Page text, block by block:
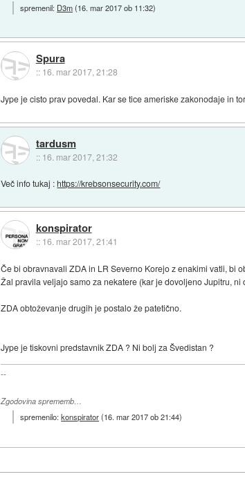
spremenil: D3m(16. mar 2017 ob 11:32)
Spura
:: 16. mar 2017, 21:28
Jype je cisto prav povedal. Kar se tice ameriske zakonodaje in
tardusm
:: 16. mar 2017, 21:32
Več info tukaj :https://krebsonsecurity.com/
konspirator
:: 16. mar 2017, 21:41
Če bi obravnavali ZDA in LR Severno Korejo z enakimi vatli, bi
Žal pravila veljajo samo za nekatere (kar je dovoljeno Jupitru, ni
ZDA obtoževanje drugih je postalo že patetično.
Jype je tiskovni predstavnik ZDA ? Ni bolj za Švedistan ?
--
Zgodovina sprememb…
spremenilo:konspirator(16. mar 2017 ob 21:44)